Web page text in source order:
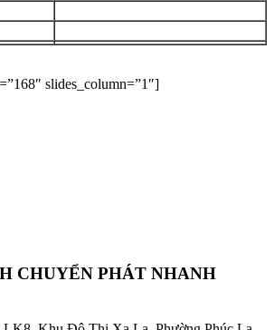
slides_column=”1″]
CHUYỂN PHÁT NHANH